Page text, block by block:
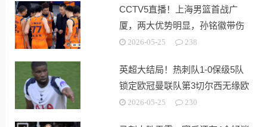
CCTV5直播！上海男篮首战广
厦，两大优势明显，孙铭徽带伤
出战！
2026-05-25 238
英超大结局！热刺队1-0保级5队
锁定欧冠曼联队第3切尔西无缘欧
战2026-05-25 230